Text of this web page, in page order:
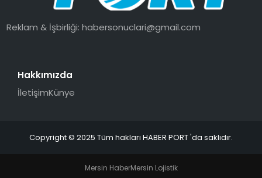
Reklam & İşbirliği:habersonuclari@gmail.com
Hakkımızda
İletişimKünye
Copyright © 2025 Tüm hakları HABER PORT 'da saklıdır.
Mersin HaberMersin Lojistik